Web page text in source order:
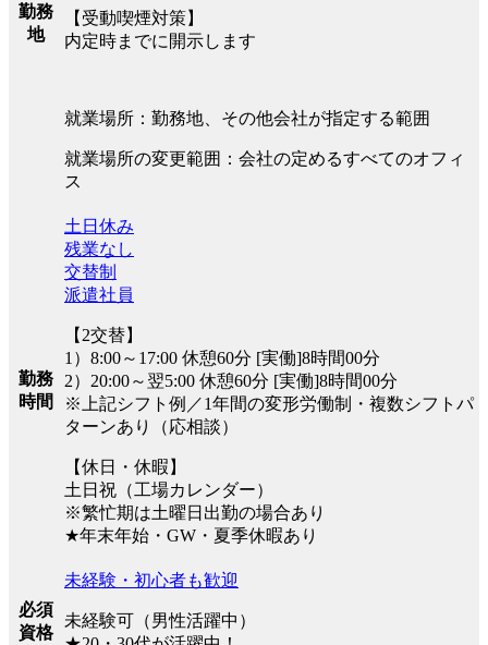
勤務
地
【受動喫煙対策】
内定時までに開示します
就業場所：勤務地、その他会社が指定する範囲
就業場所の変更範囲：会社の定めるすべてのオフィ
ス
勤務
時間
土日休み
残業なし
交替制
派遣社員
【2交替】
1）8:00～17:00 休憩60分 [実働]8時間00分
2）20:00～翌5:00 休憩60分 [実働]8時間00分
※上記シフト例／1年間の変形労働制・複数シフトパ
ターンあり（応相談）
【休日・休暇】
土日祝（工場カレンダー）
※繁忙期は土曜日出勤の場合あり
★年末年始・GW・夏季休暇あり
必須
資格
未経験・初心者も歓迎
未経験可（男性活躍中）